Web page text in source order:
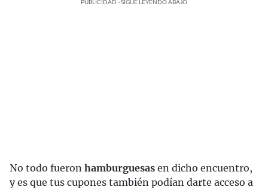
PUBLICIDAD - SIGUE LEYENDO ABAJO
No todo fueron hamburguesas en dicho encuentro,
y es que tus cupones también podían darte acceso a